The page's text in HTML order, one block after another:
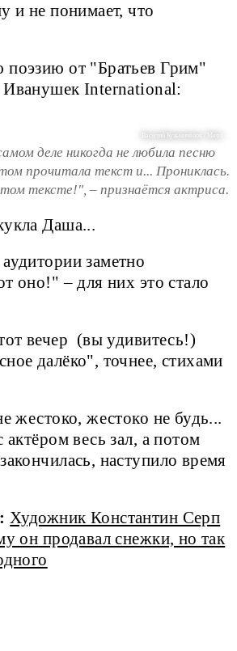
и не понимает, что
от "Братьев Грим"
Иванушек International:
Василий Кузьмичёнок / Metro
деле никогда не любила песню
прочитала текст и... Прониклась.
тексте!", – признаётся актриса.
Даша...
заметно
оно!" – для них это стало
вечер (вы удивитесь!)
далёко", точнее, стихами
жестоко, жестоко не будь...
актёром весь зал, а потом
наступило время
Художник Константин Серп
он продавал снежки, но так